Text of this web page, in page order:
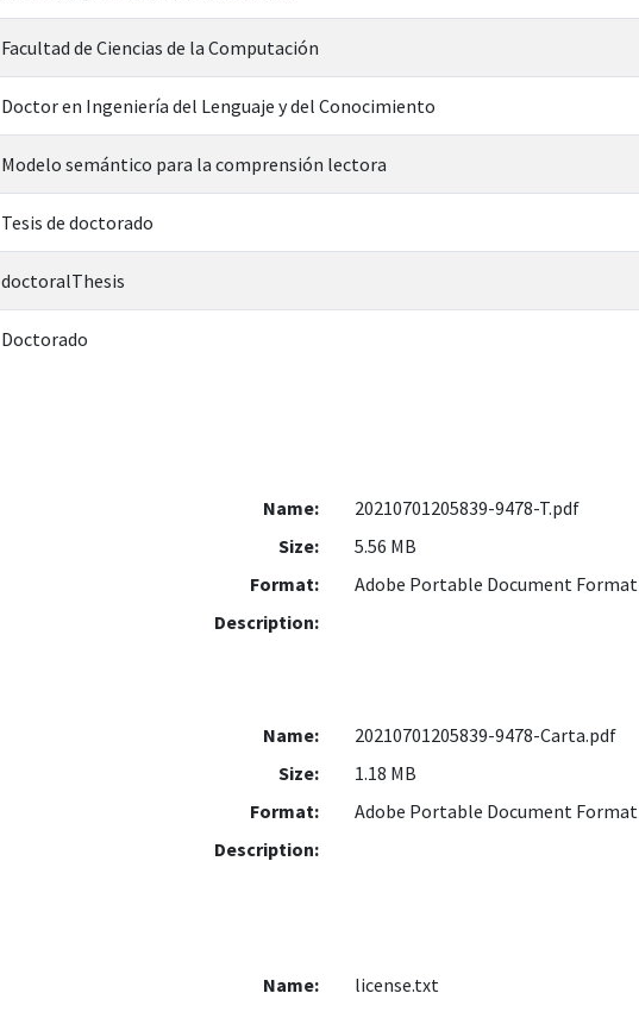
Facultad de Ciencias de la Computación
Doctor en Ingeniería del Lenguaje y del Conocimiento
Modelo semántico para la comprensión lectora
Tesis de doctorado
doctoralThesis
Doctorado
Name:
20210701205839-9478-T.pdf
Size:
5.56 MB
Format:
Adobe Portable Document Format
Description:
Name:
20210701205839-9478-Carta.pdf
Size:
1.18 MB
Format:
Adobe Portable Document Format
Description:
Name:
license.txt